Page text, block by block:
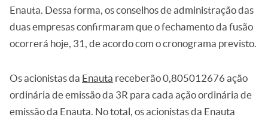
Enauta. Dessa forma, os conselhos de administração das
duas empresas confirmaram que o fechamento da fusão
ocorrerá hoje, 31, de acordo com o cronograma previsto.
Os acionistas da Enauta receberão 0,805012676 ação
ordinária de emissão da 3R para cada ação ordinária de
emissão da Enauta. No total, os acionistas da Enauta